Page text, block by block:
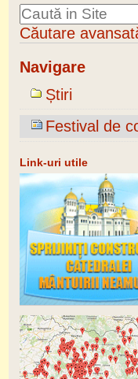
Căutare
Navigare
Știri
Festival de
Link-uri utile